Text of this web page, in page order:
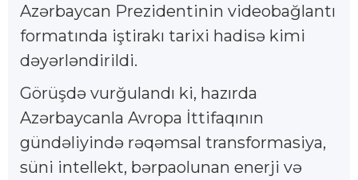
Azərbaycan Prezidentinin videobağlantı
formatında iştirakı tarixi hadisə kimi
dəyərləndirildi.
Görüşdə vurğulandı ki, hazırda
Azərbaycanla Avropa İttifaqının
gündəliyində rəqəmsal transformasiya,
süni intellekt, bərpaolunan enerji və